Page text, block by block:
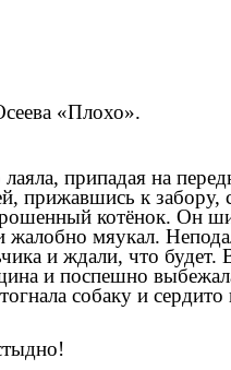
«Плохо».
припадая на
прижавшись к забору,
котёнок. Он
жалобно мяукал.
и ждали, что будет.
и поспешно
собаку и сердито